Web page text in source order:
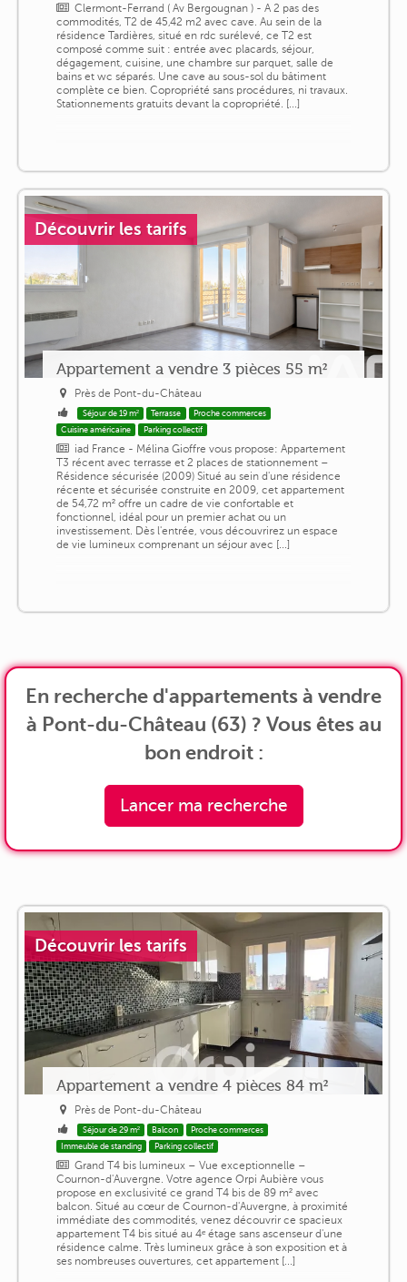
Clermont-Ferrand ( Av Bergougnan ) - A 2 pas des
commodités, T2 de 45,42 m2 avec cave. Au sein de la
résidence Tardières, situé en rdc surélevé, ce T2 est
composé comme suit : entrée avec placards, séjour,
dégagement, cuisine, une chambre sur parquet, salle de
bains et wc séparés. Une cave au sous-sol du bâtiment
complète ce bien. Copropriété sans procédures, ni travaux.
Stationnements gratuits devant la copropriété. [...]
Découvrir les tarifs
Appartement a vendre 3 pièces 55 m²
Près de Pont-du-Château
Séjour de 19 m² Terrasse
Proche commerces
Cuisine américaine
Parking collectif
iad France - Mélina Gioffre vous propose: Appartement
T3 récent avec terrasse et 2 places de stationnement –
Résidence sécurisée (2009) Situé au sein d'une résidence
récente et sécurisée construite en 2009, cet appartement
de 54,72 m² offre un cadre de vie confortable et
fonctionnel, idéal pour un premier achat ou un
investissement. Dès l'entrée, vous découvrirez un espace
de vie lumineux comprenant un séjour avec [...]
En recherche d'appartements à vendre
à Pont-du-Château (63) ? Vous êtes au
bon endroit :
Lancer ma recherche
Découvrir les tarifs
Appartement a vendre 4 pièces 84 m²
Près de Pont-du-Château
Séjour de 29 m² Balcon
Proche commerces
Immeuble de standing
Parking collectif
Grand T4 bis lumineux – Vue exceptionnelle –
Cournon-d'Auvergne. Votre agence Orpi Aubière vous
propose en exclusivité ce grand T4 bis de 89 m² avec
balcon. Situé au cœur de Cournon-d'Auvergne, à proximité
immédiate des commodités, venez découvrir ce spacieux
appartement T4 bis situé au 4ᵉ étage sans ascenseur d'une
résidence calme. Très lumineux grâce à son exposition et à
ses nombreuses ouvertures, cet appartement [...]